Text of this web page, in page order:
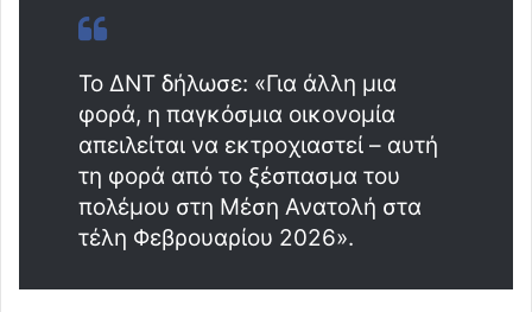
Το ΔΝΤ δήλωσε: «Για άλλη μια
φορά, η παγκόσμια οικονομία
απειλείται να εκτροχιαστεί – αυτή
τη φορά από το ξέσπασμα του
πολέμου στη Μέση Ανατολή στα
τέλη Φεβρουαρίου 2026».